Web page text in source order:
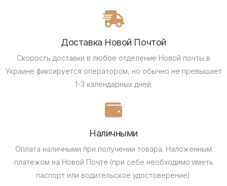
Доставка Новой Почтой
Скорость доставки в любое отделение Новой почты в
Украине фиксируется оператором, но обычно не превышает
1-3 календарных дней.
Наличными
Оплата наличными при получении товара. Наложенным
платежом на Новой Почте (при себе необходимо иметь
паспорт или водительское удостоверение).